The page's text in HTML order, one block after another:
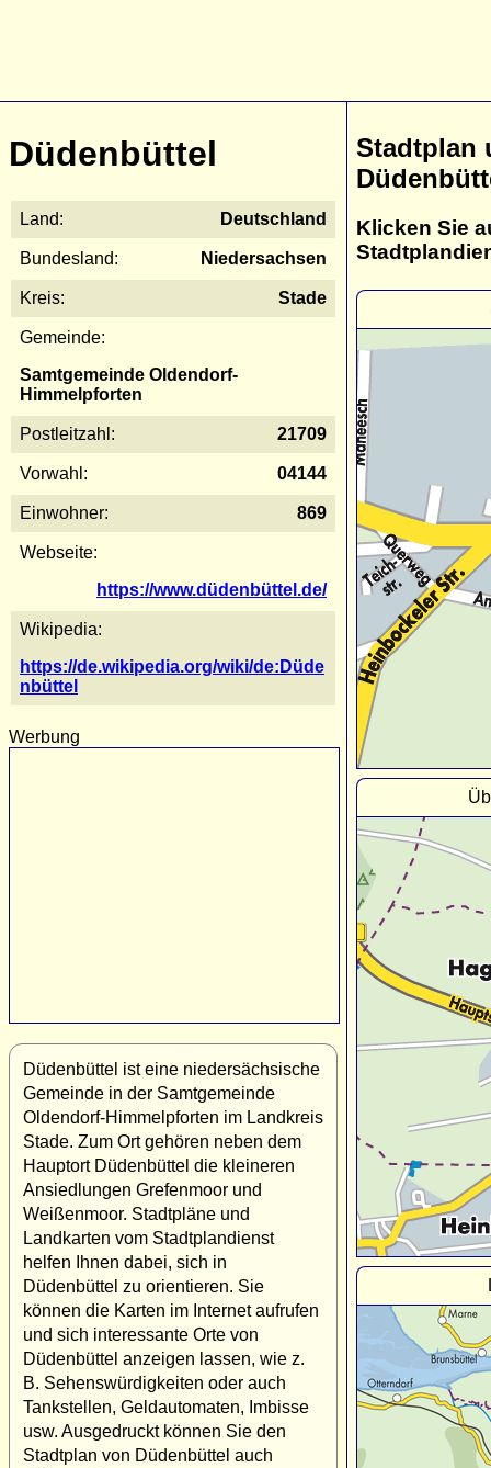
Düdenbüttel
Land: Deutschland
Bundesland: Niedersachsen
Kreis: Stade
Gemeinde:
Samtgemeinde Oldendorf-
Himmelpforten
Postleitzahl: 21709
Vorwahl: 04144
Einwohner: 869
Webseite:
https://www.düdenbüttel.de/
Wikipedia:
https://de.wikipedia.org/wiki/de:Düde
nbüttel
Werbung
Düdenbüttel ist eine niedersächsische
Gemeinde in der Samtgemeinde
Oldendorf-Himmelpforten im Landkreis
Stade. Zum Ort gehören neben dem
Hauptort Düdenbüttel die kleineren
Ansiedlungen Grefenmoor und
Weißenmoor. Stadtpläne und
Landkarten vom Stadtplandienst
helfen Ihnen dabei, sich in
Düdenbüttel zu orientieren. Sie
können die Karten im Internet aufrufen
und sich interessante Orte von
Düdenbüttel anzeigen lassen, wie z.
B. Sehenswürdigkeiten oder auch
Tankstellen, Geldautomaten, Imbisse
usw. Ausgedruckt können Sie den
Stadtplan von Düdenbüttel auch
Stadtplan
Klicken Sie